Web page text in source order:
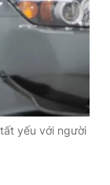
cáo
Chính sách bảo
yếu với người